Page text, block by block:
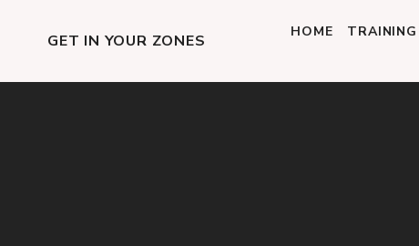
GET IN YOUR ZONES HOME TRAINING